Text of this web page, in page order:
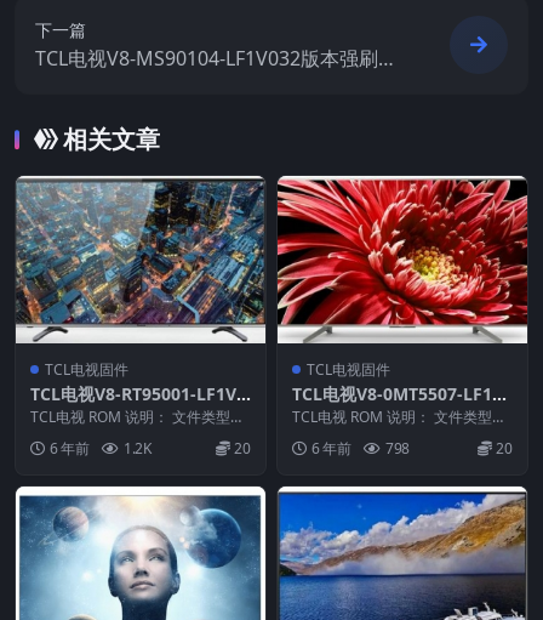
下一篇
TCL电视V8-MS90104-LF1V032版本强刷电
相关文章
TCL电视固件
TCL电视V8-RT95001-LF1V0
89版本强刷电视固件包下载
TCL电视 ROM 说明： 文件类型：i
mg 适用机芯：RT95 适用机型：E
5... 6 年前 1.2K 20
TCL电视固件
TCL电视V8-0MT5507-LF1V6
57版本强刷电视固件包下载
TCL电视 ROM 说明： 文件类型：
pkg 适用机芯：MT55 适应机型：
L4...6 年前 798 20